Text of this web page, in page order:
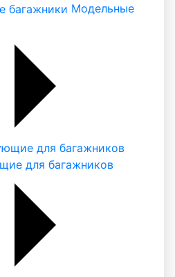
Модельные
для багажников